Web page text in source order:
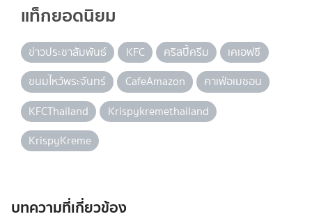
แท็กยอดนิยม
ข่าวประชาสัมพันธ์ KFC คริสปี้ครีม
เคเอฟซี
ขนมไหว้พระจันทร์
CafeAmazon
คาเฟ่อเมซอน
KFCThailand
Krispykremethailand
KrispyKreme
บทความที่เกี่ยวข้อง